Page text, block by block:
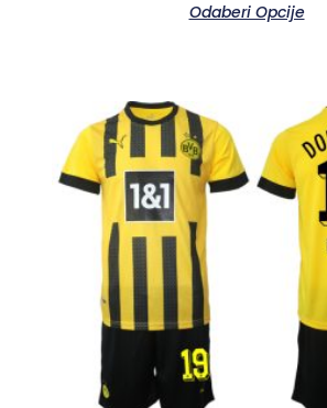
Odaberi Opcije